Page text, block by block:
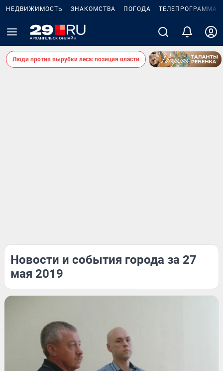
НЕДВИЖИМОСТЬ ЗНАКОМСТВА ПОГОДА ТЕЛЕПРОГРАММА
Люди против вырубки леса: позиция власти
Новости и события города за 27
мая 2019